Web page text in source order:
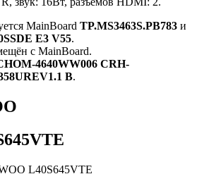
MainBoard TP.MS3463S.PB783 и
E3 V55.
с MainBoard.
4640WW006 CRH-
B.